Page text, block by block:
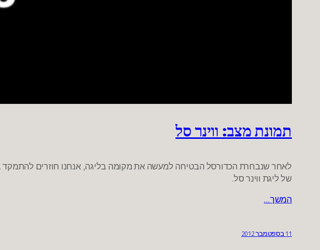
תמונת מצב: ווינר סל
לאחר שנבחרת הכדורסל הבטיחה למעשה את מקומה בליגה, אנחנו חוזרים
של ליגת ווינר סל.
המשך…
11 בספטמבר 2012